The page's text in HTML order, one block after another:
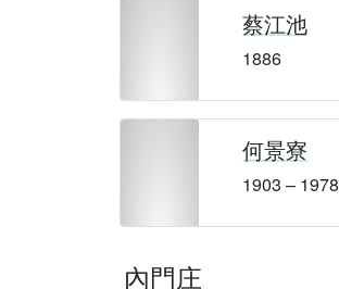
蔡江池
1886
何景寮
1903 – 1978
內門庄